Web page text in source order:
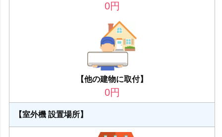
0円
【他の建物に取付】
0円
【室外機 設置場所】